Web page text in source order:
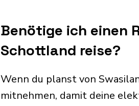
Benötige ich einen
Schottland reise?
Wenn du planst von
mitnehmen, damit deine